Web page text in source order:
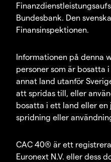
Bundesbank. Den
Finansinspektionen.
Informationen på denna
personer som är bosatta
annat land utanför
att spridas till, eller
bosatta i ett land eller
spridning eller
CAC 40® är ett
Euronext N.V. eller dess